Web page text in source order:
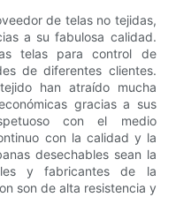
de telas no tejidas,
a su fabulosa calidad.
telas para control de
de diferentes clientes.
han atraído mucha
gracias a sus
con el medio
con la calidad y la
desechables sean la
y fabricantes de la
son de alta resistencia y